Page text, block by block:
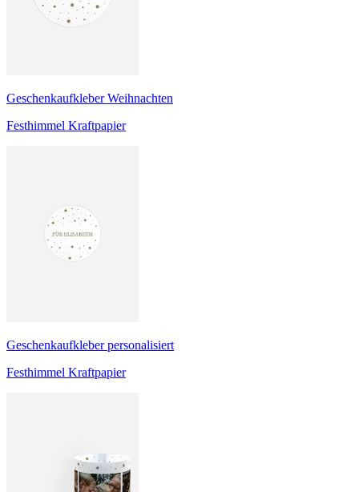
Geschenkaufkleber Weihnachten
Festhimmel Kraftpapier
Geschenkaufkleber personalisiert
Festhimmel Kraftpapier